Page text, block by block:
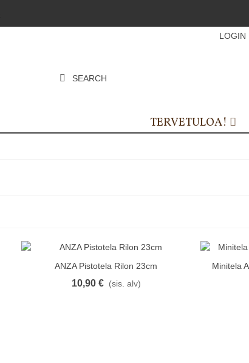
LOGIN
SEARCH
TERVETULOA!
Pikakatselu
ANZA Pistotela Rilon 23cm
10,90 € (sis. alv)
Minitela